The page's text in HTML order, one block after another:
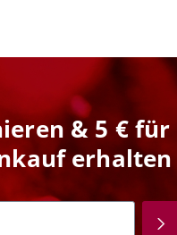
& 5 € für
erhalten